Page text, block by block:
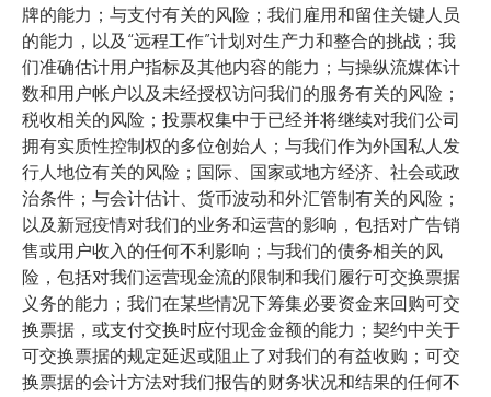
牌的能力；与支付有关的风险；我们雇用和留住关键人员
的能力，以及“远程工作”计划对生产力和整合的挑战；我
们准确估计用户指标及其他内容的能力；与操纵流媒体计
数和用户帐户以及未经授权访问我们的服务有关的风险；
税收相关的风险；投票权集中于已经并将继续对我们公司
拥有实质性控制权的多位创始人；与我们作为外国私人发
行人地位有关的风险；国际、国家或地方经济、社会或政
治条件；与会计估计、货币波动和外汇管制有关的风险；
以及新冠疫情对我们的业务和运营的影响，包括对广告销
售或用户收入的任何不利影响；与我们的债务相关的风
险，包括对我们运营现金流的限制和我们履行可交换票据
义务的能力；我们在某些情况下筹集必要资金来回购可交
换票据，或支付交换时应付现金金额的能力；契约中关于
可交换票据的规定延迟或阻止了对我们的有益收购；可交
换票据的会计方法对我们报告的财务状况和结果的任何不